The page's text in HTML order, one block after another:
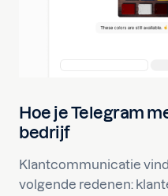
Hoe je Telegram
bedrijf
Klantcommunicatie
volgende redenen: